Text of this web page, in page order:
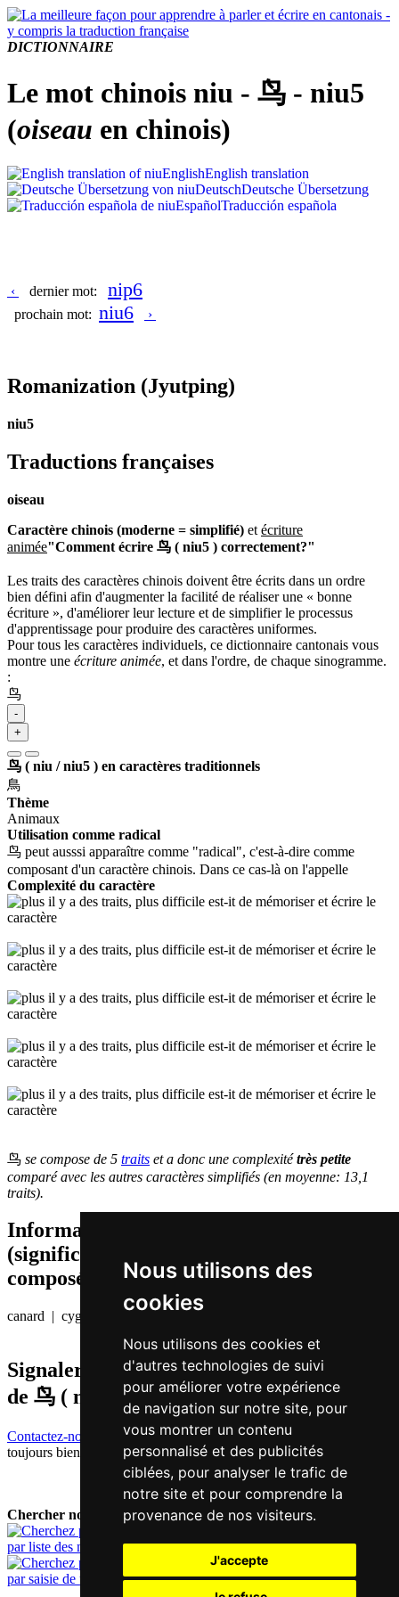
Nous utilisons des
cookies
Nous utilisons des cookies et
d'autres technologies de suivi
pour améliorer votre expérience
de navigation sur notre site, pour
vous montrer un contenu
personnalisé et des publicités
ciblées, pour analyser le trafic de
notre site et pour comprendre la
provenance de nos visiteurs.
J'accepte
DICTIONNAIRE
Le mot chinois niu - 鸟 - niu5
(oiseau en chinois)
EnglishEnglish translation
DeutschDeutsche Übersetzung
EspañolTraducción española
‹ dernier mot: nip6
prochain mot: niu6 ›
Romanization (Jyutping)
niu5
Traductions françaises
oiseau
Caractère chinois (moderne = simplifié) et écriture
animée"Comment écrire 鸟 ( niu5 ) correctement?"
Les traits des caractères chinois doivent être écrits dans un ordre
bien défini afin d'augmenter la facilité de réaliser une « bonne
écriture », d'améliorer leur lecture et de simplifier le processus
d'apprentissage pour produire des caractères uniformes.
Pour tous les caractères individuels, ce dictionnaire cantonais vous
montre une écriture animée, et dans l'ordre, de chaque sinogramme.
:
鸟
-
+
鸟 ( niu / niu5 ) en caractères traditionnels
鳥
Thème
Animaux
Utilisation comme radical
鸟 peut ausssi apparaître comme "radical", c'est-à-dire comme
composant d'un caractère chinois. Dans ce cas-là on l'appelle
Complexité du caractère
鸟 se compose de 5 traits et a donc une complexitétrès petite
comparé avec les autres caractères simplifiés (en moyenne: 13,1
traits).
Informations additionnelles
(significations de composants, mots
composés etc.)
canard | cygne
Signaler traduction fausse ou manquante
de 鸟 ( niu / niu5 )
Contactez-nous!
Votre feedback et critique constructive seront
toujours bienvenus.
Chercher nouveau mot:
par liste des mots
par saisie de texte